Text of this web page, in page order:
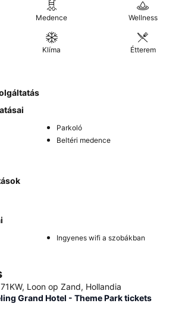
Medence Wellness
Klíma Étterem
Parkoló
Beltéri medence
Ingyenes wifi a szobákban
Loon op Zand, Hollandia
Grand Hotel - Theme Park tickets